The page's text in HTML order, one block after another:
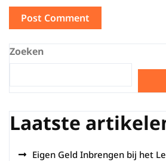
Zoeken
Laatste
Eigen Geld Inbrengen bij het